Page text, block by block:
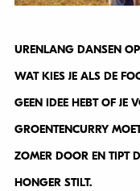
URENLANG DANSEN
WAT KIES JE ALS DE
GEEN IDEE HEBT OF JE
GROENTENCURRY
ZOMER DOOR EN TIPT
HONGER STILT.